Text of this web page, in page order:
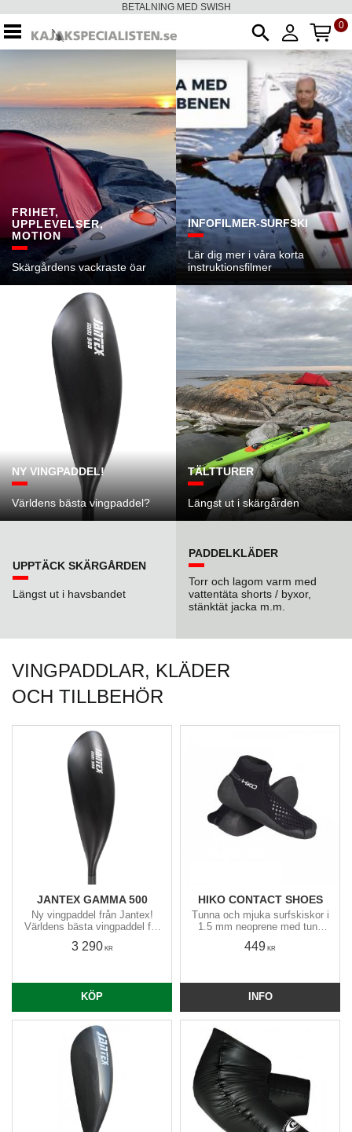
Meny
FRI FRAKT FRÅN 500 KR
0
FRIHET,
UPPLEVELSER,
MOTION
Skärgårdens vackraste öar
INFOFILMER-SURFSKI
Lär dig mer i våra korta
instruktionsfilmer
NY VINGPADDEL!
Världens bästa vingpaddel?
TÄLTTURER
Längst ut i skärgården
PADDELKLÄDER
Torr och lagom varm med
vattentäta shorts / byxor,
stänktät jacka m.m.
UPPTÄCK SKÄRGÅRDEN
Längst ut i havsbandet
VINGPADDLAR, KLÄDER
OCH TILLBEHÖR
JANTEX GAMMA 500
Ny vingpaddel från Jantex!
Världens bästa vingpaddel för
3 290KR
KÖP
HIKO CONTACT SHOES
Tunna och mjuka surfskiskor i
1.5 mm neoprene med tunn
hälens baksida som är mot
449 KR
INFO